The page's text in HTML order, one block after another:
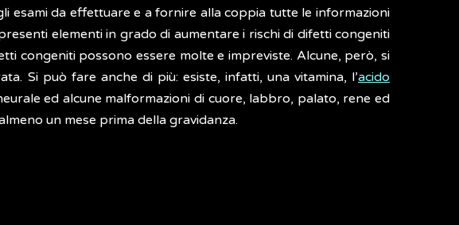
esami da effettuare e a fornire alla coppia tutte le informazioni
elementi in grado di aumentare i rischi di difetti congeniti
congeniti possono essere molte e impreviste. Alcune, però, si
Si può fare anche di più: esiste, infatti, una vitamina, l’acido
ed alcune malformazioni di cuore, labbro, palato, rene ed
un mese prima della gravidanza.